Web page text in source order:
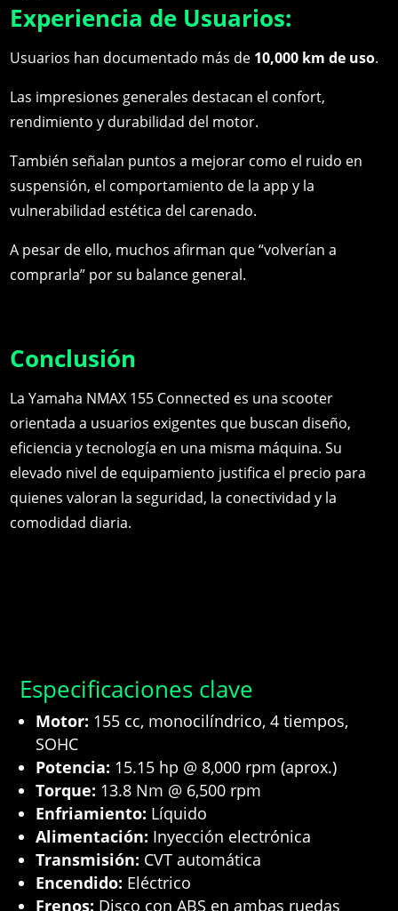
Experiencia de Usuarios:
Usuarios han documentado más de 10,000 km de uso.
Las impresiones generales destacan el confort,
rendimiento y durabilidad del motor.
También señalan puntos a mejorar como el ruido en
suspensión, el comportamiento de la app y la
vulnerabilidad estética del carenado.
A pesar de ello, muchos afirman que “volverían a
comprarla” por su balance general.
Conclusión
La Yamaha NMAX 155 Connected es una scooter
orientada a usuarios exigentes que buscan diseño,
eficiencia y tecnología en una misma máquina. Su
elevado nivel de equipamiento justifica el precio para
quienes valoran la seguridad, la conectividad y la
comodidad diaria.
Especificaciones clave
Motor: 155 cc, monocilíndrico, 4 tiempos,
SOHC
Potencia: 15.15 hp @ 8,000 rpm (aprox.)
Torque: 13.8 Nm @ 6,500 rpm
Enfriamiento: Líquido
Alimentación: Inyección electrónica
Transmisión: CVT automática
Encendido: Eléctrico
Frenos: Disco con ABS en ambas ruedas